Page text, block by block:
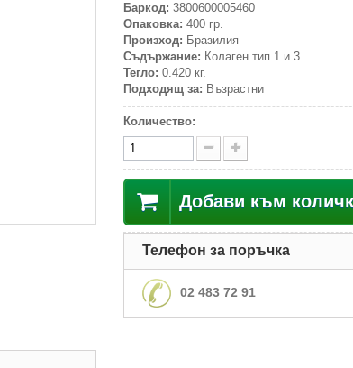
Баркод: 3800600005460
Опаковка: 400 гр.
Произход: Бразилия
Съдържание: Колаген тип 1 и 3
Тегло: 0.420 кг.
Подходящ за: Възрастни
Количество:
Добави към
Телефон за поръчка
02 483 72 91